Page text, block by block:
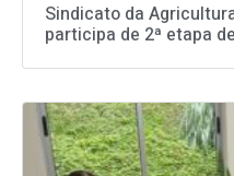
Sindicato da
participa de 2ª etapa